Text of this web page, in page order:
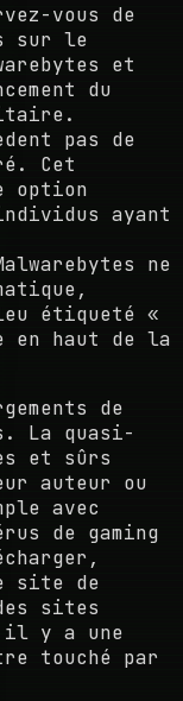
vous de
sur le
et
du
pas de
Cet
option
ayant
ne
étiqueté «
en haut de la
de
La quasi-
et sûrs
auteur ou
avec
de gaming
site de
sites
il y a une
touché par